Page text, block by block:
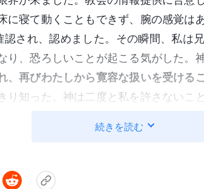
に寝て動くこともできず、腕の感覚は
され、認めました。その瞬間、私は
り、恐ろしいことが起こる気がした。
、再びわたしから寛容な扱いを受ける
り知った。神は二度と私を許さないこ
後悔でいっぱいでした。後は警察が
ように感じました。死刑を言い渡され
続きを読む